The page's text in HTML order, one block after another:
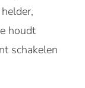
houdt
schakelen